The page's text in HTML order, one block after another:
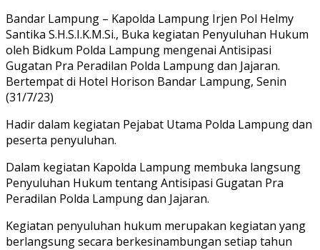
Bandar Lampung – Kapolda Lampung Irjen Pol Helmy
Santika S.H.S.I.K.M.Si., Buka kegiatan Penyuluhan Hukum
oleh Bidkum Polda Lampung mengenai Antisipasi
Gugatan Pra Peradilan Polda Lampung dan Jajaran.
Bertempat di Hotel Horison Bandar Lampung, Senin
(31/7/23)
Hadir dalam kegiatan Pejabat Utama Polda Lampung dan
peserta penyuluhan.
Dalam kegiatan Kapolda Lampung membuka langsung
Penyuluhan Hukum tentang Antisipasi Gugatan Pra
Peradilan Polda Lampung dan Jajaran.
Kegiatan penyuluhan hukum merupakan kegiatan yang
berlangsung secara berkesinambungan setiap tahun